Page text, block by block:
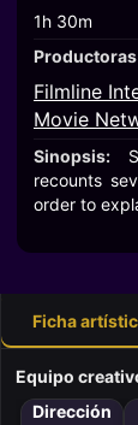
1h 30m
Productoras
Filmline
Movie
Sinopsis:
recounts
order to
Ficha
Equipo
Dirección